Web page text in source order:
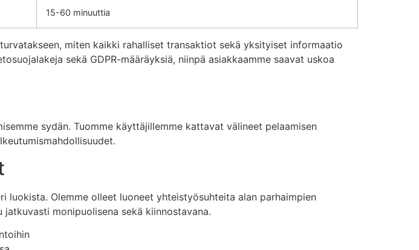
15-60 minuuttia
miten kaikki rahalliset transaktiot sekä yksityiset informaatio
sekä GDPR-määräyksiä, niinpä asiakkaamme saavat uskoa
sydän. Tuomme käyttäjillemme kattavat välineet pelaamisen
luokista. Olemme olleet luoneet yhteistyösuhteita alan parhaimpien
monipuolisena sekä kiinnostavana.